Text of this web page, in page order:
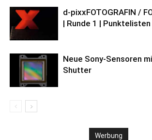
d-pixxFOTOGRAFIN /
| Runde 1 | Punktelisten
Neue Sony-Sensoren
Shutter
Werbung